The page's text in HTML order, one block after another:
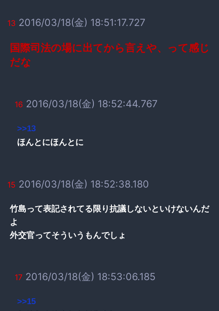
13 2016/03/18(金) 18:51:17.727
国際司法の場に出てから言えや、って感じ
だな
16 2016/03/18(金) 18:52:44.767
>>13
ほんとにほんとに
15 2016/03/18(金) 18:52:38.180
竹島って表記されてる限り抗議しないといけないんだ
よ
外交官ってそういうもんでしょ
17 2016/03/18(金) 18:53:06.185
>>15